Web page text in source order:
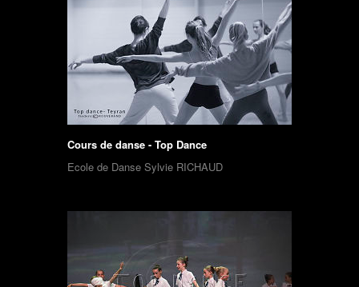
Cours de danse - Top Dance
Ecole de Danse Sylvie RICHAUD